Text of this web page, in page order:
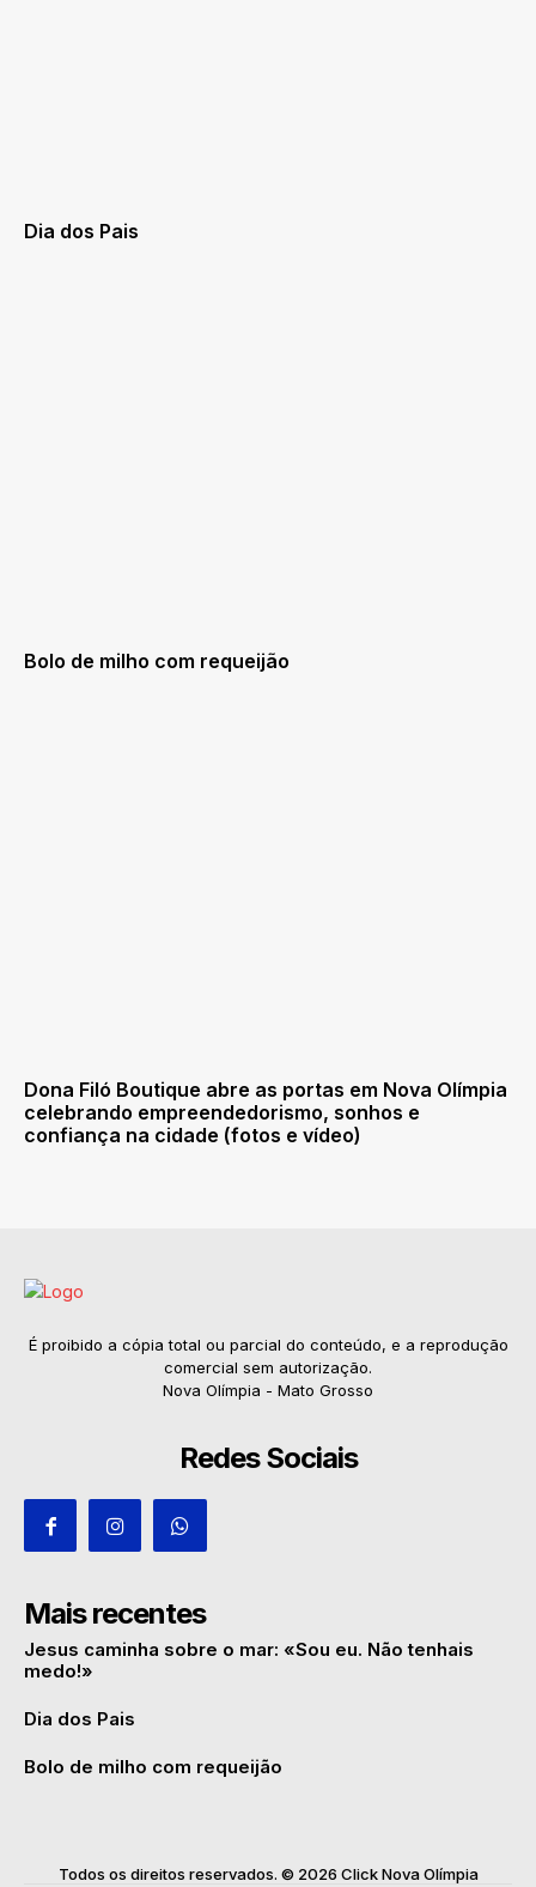
Dia dos Pais
Bolo de milho com requeijão
Dona Filó Boutique abre as portas em Nova Olímpia
celebrando empreendedorismo, sonhos e
confiança na cidade (fotos e vídeo)
É proibido a cópia total ou parcial do conteúdo, e a reprodução
comercial sem autorização.
Nova Olímpia - Mato Grosso
Redes Sociais
Mais recentes
Jesus caminha sobre o mar: «Sou eu. Não tenhais
medo!»
Dia dos Pais
Bolo de milho com requeijão
Todos os direitos reservados. © 2026 Click Nova Olímpia